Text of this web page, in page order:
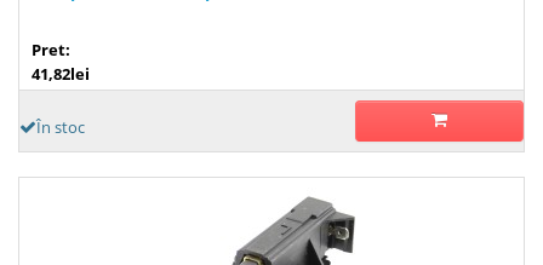
Pret:
41,82lei
În stoc